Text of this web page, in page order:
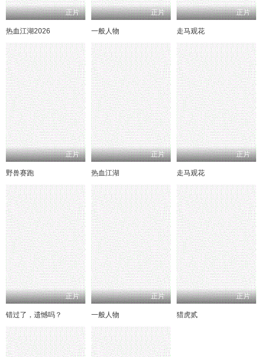
正片
热血江湖2026
正片
一般人物
正片
走马观花
正片
野兽赛跑
正片
热血江湖
正片
走马观花
正片
错过了，遗憾吗？
正片
一般人物
正片
猎虎贰